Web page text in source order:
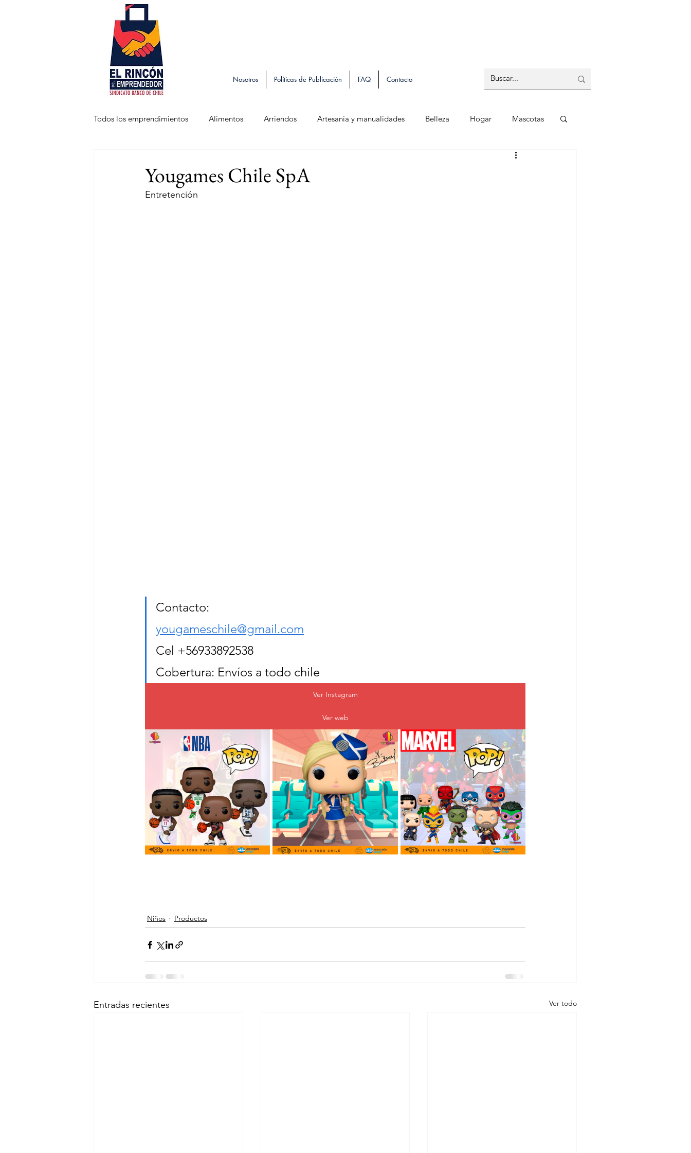
Nosotros Políticas de Publicación FAQ Contacto
Todos los emprendimientos Alimentos Arriendos Artesanía y manualidades Belleza Hogar Mascotas
Yougames Chile SpA
Entretención
Contacto:
yougameschile@gmail.com
Cel +56933892538
Cobertura: Envíos a todo chile
Ver Instagram
Ver web
Niños Productos
Entradas recientes Ver todo